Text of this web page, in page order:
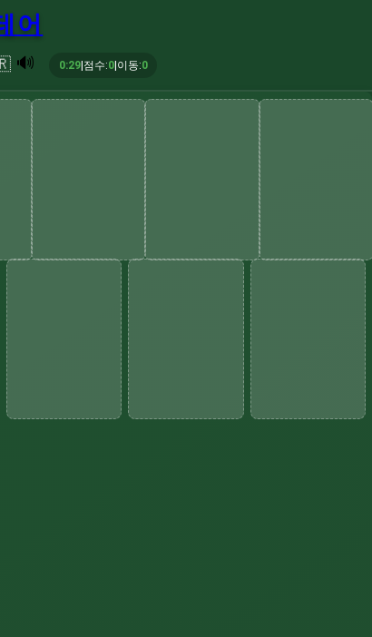
어
🔊 0:30|점수:0|이동:0